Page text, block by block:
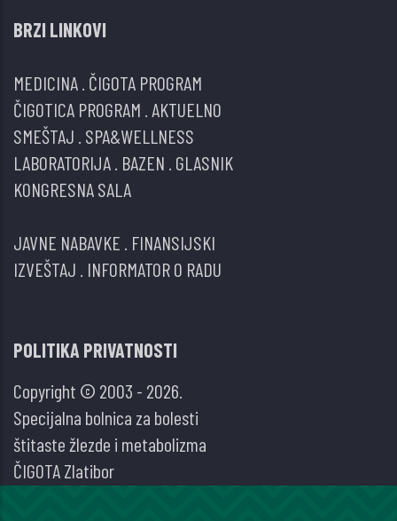
BRZI LINKOVI
MEDICINA ČIGOTA PROGRAM
ČIGOTICA PROGRAM AKTUELNO
SMEŠTAJ SPA&WELLNESS
LABORATORIJA BAZEN GLASNIK
KONGRESNA SALA
JAVNE NABAVKE FINANSIJSKI
IZVEŠTAJ INFORMATOR O RADU
POLITIKA PRIVATNOSTI
Copyright © 2003 - 2026.
Specijalna bolnica za bolesti
štitaste žlezde i metabolizma
ČIGOTA Zlatibor